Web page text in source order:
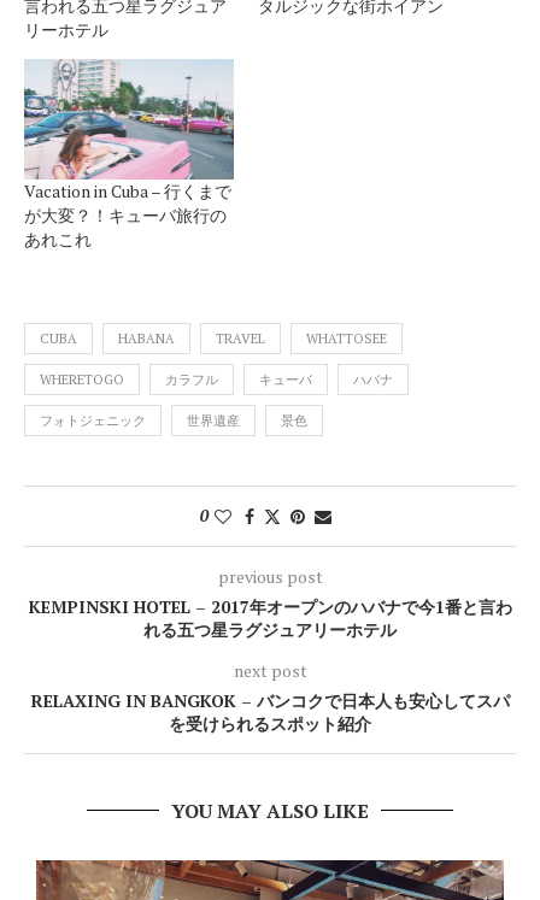
言われる五つ星ラグジュア
リーホテル
タルジックな街ホイアン
Vacation in Cuba – 行くまで
が大変？！キューバ旅行の
あれこれ
CUBA HABANA TRAVEL WHATTOSEE
WHERETOGO カラフル キューバ ハバナ
フォトジェニック 世界遺産 景色
0
previous post
KEMPINSKI HOTEL – 2017年オープンのハバナで今1番と言わ
れる五つ星ラグジュアリーホテル
next post
RELAXING IN BANGKOK – バンコクで日本人も安心してスパ
を受けられるスポット紹介
YOU MAY ALSO LIKE